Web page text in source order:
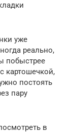
уже
реально,
побыстрее
картошечкой,
постоять
пару
в